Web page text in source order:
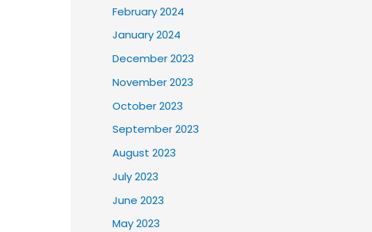
February 2024
January 2024
December 2023
November 2023
October 2023
September 2023
August 2023
July 2023
June 2023
May 2023